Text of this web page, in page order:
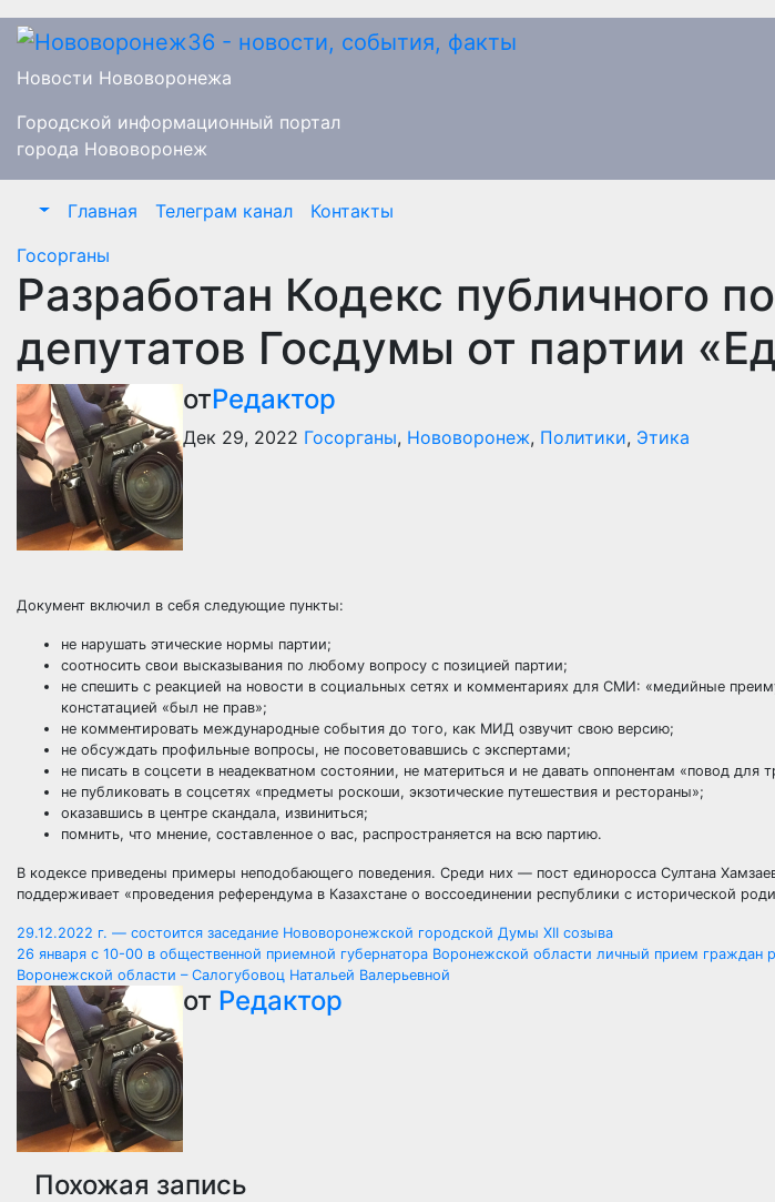
Перейти
содержимому
Новости Нововоронежа
Городской информационный портал
города Нововоронеж
Главная Телеграм канал
Контакты
Госорганы
Разработан Кодекс публичного
депутатов Госдумы от партии
отРедактор
Дек 29, 2022 Госорганы, Нововоронеж, Политики, Этика
Документ включил в себя следующие пункты:
не нарушать этические нормы партии;
соотносить свои высказывания по любому вопросу с позицией партии;
не спешить с реакцией на новости в социальных сетях и комментариях для СМИ: «медийные
констатацией «был не прав»;
не комментировать международные события до того, как МИД озвучит свою версию;
не обсуждать профильные вопросы, не посоветовавшись с экспертами;
не писать в соцсети в неадекватном состоянии, не материться и не давать оппонентам «повод для
не публиковать в соцсетях «предметы роскоши, экзотические путешествия и рестораны»;
оказавшись в центре скандала, извиниться;
помнить, что мнение, составленное о вас, распространяется на всю партию.
В кодексе приведены примеры неподобающего поведения. Среди них — пост единоросса Султана
поддерживает «проведения референдума в Казахстане о воссоединении республики с исторической
Навигация
по
записям
29.12.2022 г. — состоится заседание Нововоронежской городской Думы XII созыва
26 января с 10-00 в общественной приемной губернатора Воронежской области личный прием граждан
Воронежской области – Салогубовоц Натальей Валерьевной
от Редактор
Похожая запись